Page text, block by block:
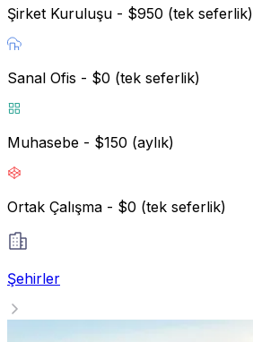
Şirket Kuruluşu - $950 (tek seferlik)
Sanal Ofis - $0 (tek seferlik)
Muhasebe - $150 (aylık)
Ortak Çalışma - $0 (tek seferlik)
Şehirler